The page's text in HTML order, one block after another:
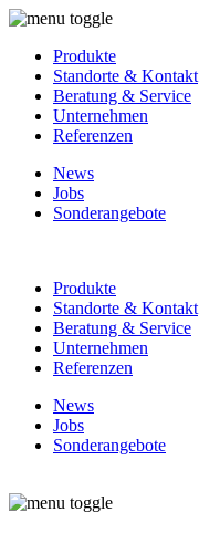
Produkte
Standorte & Kontakt
Beratung & Service
Unternehmen
Referenzen
News
Jobs
Sonderangebote
Produkte
Standorte & Kontakt
Beratung & Service
Unternehmen
Referenzen
News
Jobs
Sonderangebote